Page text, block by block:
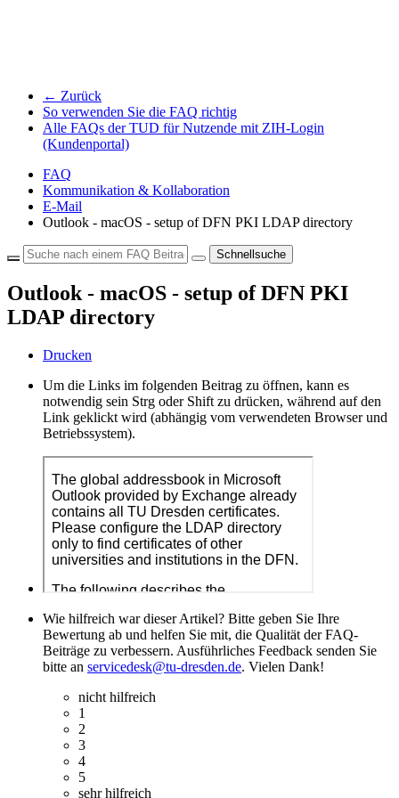
← Zurück
So verwenden Sie die FAQ richtig
Alle FAQs der TUD für Nutzende mit ZIH-Login
(Kundenportal)
FAQ
Kommunikation & Kollaboration
E-Mail
Outlook - macOS - setup of DFN PKI LDAP directory
Schnellsuche
Outlook - macOS - setup of DFN PKI
LDAP directory
Drucken
Um die Links im folgenden Beitrag zu öffnen, kann es
notwendig sein Strg oder Shift zu drücken, während auf den
Link geklickt wird (abhängig vom verwendeten Browser und
Betriebssystem).
Wie hilfreich war dieser Artikel? Bitte geben Sie Ihre
Bewertung ab und helfen Sie mit, die Qualität der FAQ-
Beiträge zu verbessern. Ausführliches Feedback senden Sie
bitte an servicedesk@tu-dresden.de. Vielen Dank!
nicht hilfreich
1
2
3
4
5
sehr hilfreich